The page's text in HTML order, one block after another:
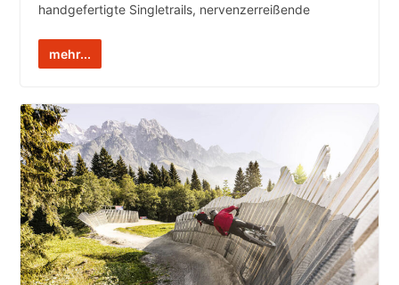
handgefertigte Singletrails, nervenzerreißende
mehr...